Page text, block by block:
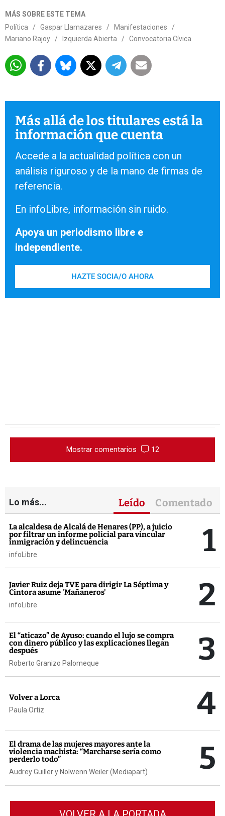
MÁS SOBRE ESTE TEMA
Política
/ Gaspar Llamazares / Manifestaciones
/
Mariano Rajoy
/ Izquierda Abierta / Convocatoria Cívica
Más allá de los titulares está la
información que cuenta
Accede a la actualidad política con un
análisis riguroso y de la mano de firmas de
referencia.
En infoLibre, información sin ruido.
Apoya un periodismo libre e
independiente.
HAZTE SOCIA/O AHORA
Mostrar comentarios 12
Lo más... Leído Comentado
La alcaldesa de Alcalá de Henares (PP), a juicio
por filtrar un informe policial para vincular
inmigración y delincuencia
infoLibre 1
Javier Ruiz deja TVE para dirigir La Séptima y
Cintora asume 'Mañaneros'
infoLibre 2
El “aticazo” de Ayuso: cuando el lujo se compra
con dinero público y las explicaciones llegan
después
Roberto Granizo Palomeque 3
Volver a Lorca
Paula Ortiz 4
El drama de las mujeres mayores ante la
violencia machista: “Marcharse sería como
perderlo todo”
Audrey Guiller y Nolwenn Weiler (Mediapart) 5